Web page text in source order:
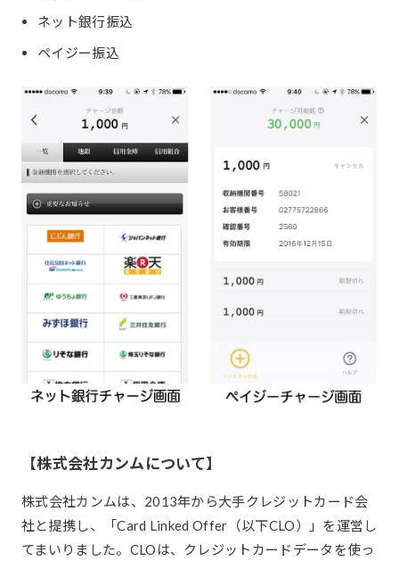
ネット銀行振込
ペイジー振込
【株式会社カンムについて】
株式会社カンムは、2013年から大手クレジットカード会
社と提携し、「Card Linked Offer（以下CLO）」を運営し
てまいりました。CLOは、クレジットカードデータを使っ